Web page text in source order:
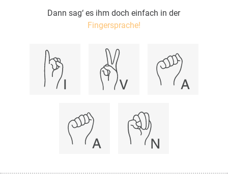
Dann sag‘ es ihm doch einfach in der
Fingersprache!